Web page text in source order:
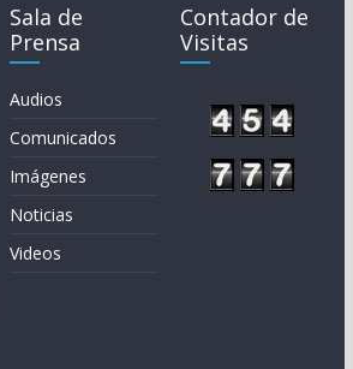
Sala de
Prensa
Audios
Comunicados
Imágenes
Noticias
Videos
Contador de
Visitas